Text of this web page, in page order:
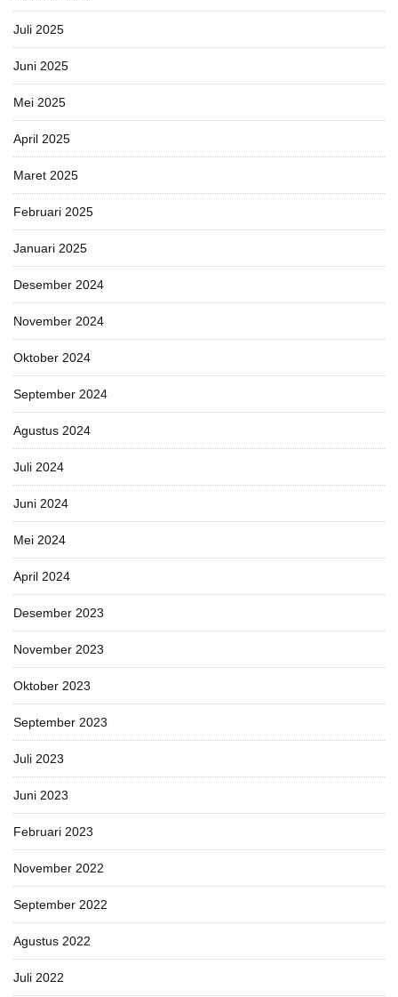
Juli 2025
Juni 2025
Mei 2025
April 2025
Maret 2025
Februari 2025
Januari 2025
Desember 2024
November 2024
Oktober 2024
September 2024
Agustus 2024
Juli 2024
Juni 2024
Mei 2024
April 2024
Desember 2023
November 2023
Oktober 2023
September 2023
Juli 2023
Juni 2023
Februari 2023
November 2022
September 2022
Agustus 2022
Juli 2022